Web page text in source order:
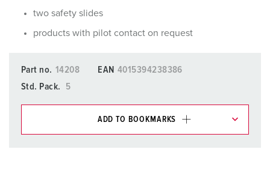
two safety slides
products with pilot contact on request
Part no. 14208 EAN 4015394238386
Std. Pack.
5
ADD TO BOOKMARKS